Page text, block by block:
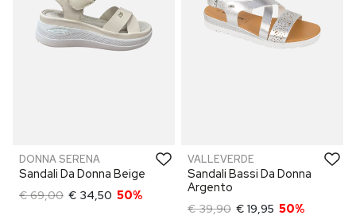
DONNA SERENA
Sandali Da Donna Beige
€ 69,00 € 34,50 50%
VALLEVERDE
Sandali Bassi Da Donna
Argento
€ 39,90 € 19,95 50%